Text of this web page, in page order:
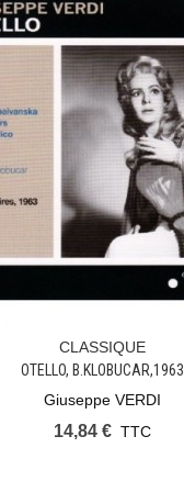
Ajouter Au Panier
CLASSIQUE
OTELLO, B.KLOBUCAR,1963
Giuseppe VERDI
14,84 € TTC